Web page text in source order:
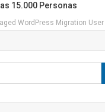
15.000 Personas
WordPress Migration User